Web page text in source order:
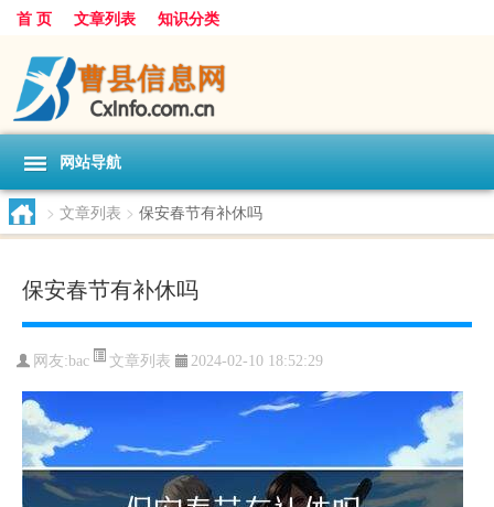
首 页 文章列表 知识分类
网站导航
> 文章列表 > 保安春节有补休吗
保安春节有补休吗
网友:bac 文章列表 2024-02-10 18:52:29